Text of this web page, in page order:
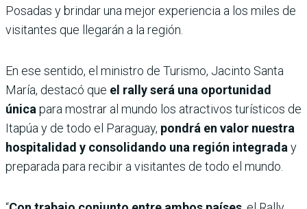
Posadas y brindar una mejor experiencia a los miles de
visitantes que llegarán a la región.
En ese sentido, el ministro de Turismo, Jacinto Santa
María, destacó que el rally será una oportunidad
únicapara mostrar al mundo los atractivos turísticos de
Itapúa y de todo el Paraguay, pondrá en valor nuestra
hospitalidad y consolidando una región integraday
preparada para recibir a visitantes de todo el mundo.